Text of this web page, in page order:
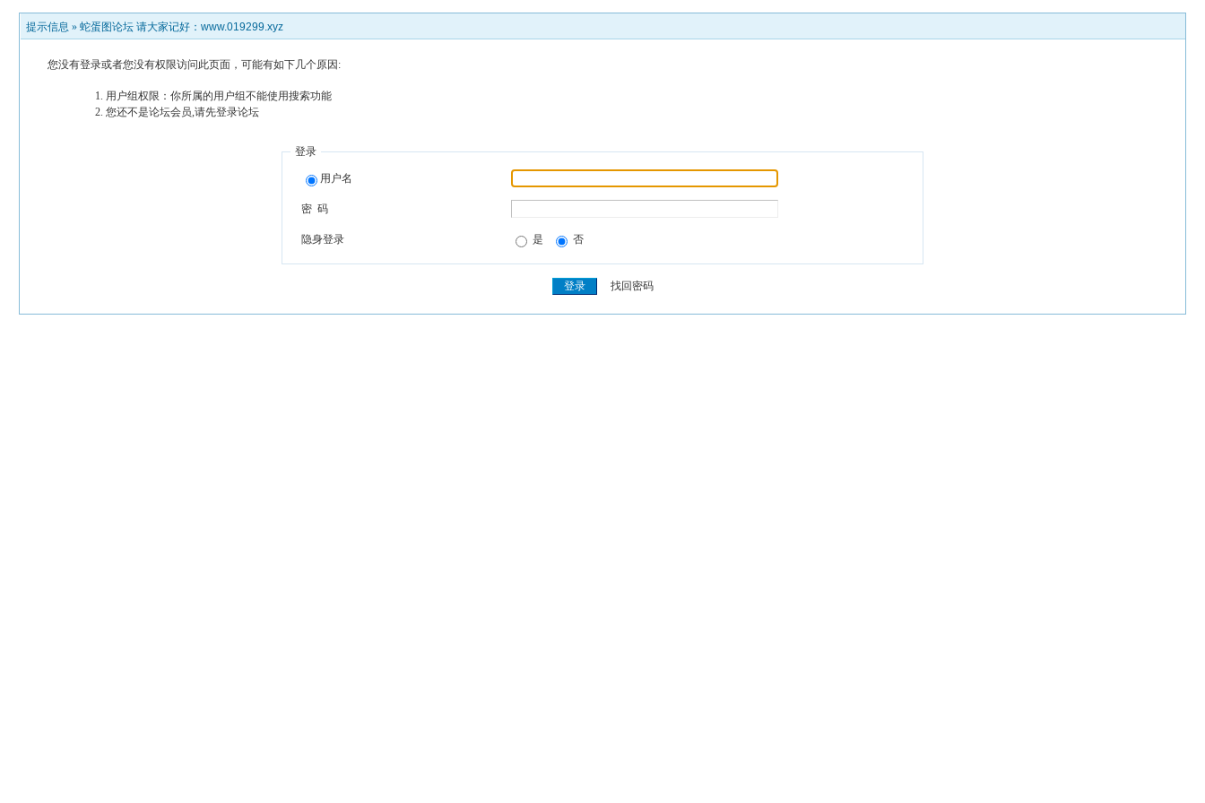
提示信息 » 蛇蛋图论坛 请大家记好：www.019299.xyz
您没有登录或者您没有权限访问此页面，可能有如下几个原因:
用户组权限：你所属的用户组不能使用搜索功能
您还不是论坛会员,请先登录论坛
登录
用户名
密 码
隐身登录 是 否
找回密码